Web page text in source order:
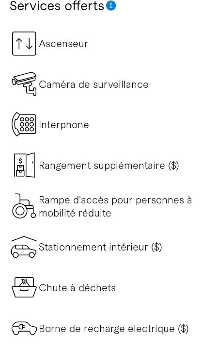
Services offerts
Ascenseur
Caméra de surveillance
Interphone
Rangement supplémentaire ($)
Rampe d'accès pour personnes à
mobilité réduite
Stationnement intérieur ($)
Chute à déchets
Borne de recharge électrique ($)